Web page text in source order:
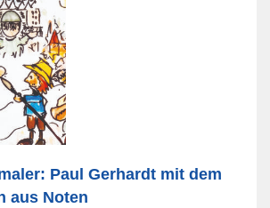
Paul Gerhardt mit dem
aus Noten